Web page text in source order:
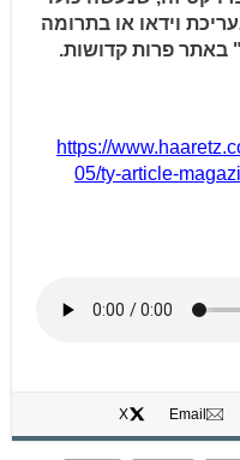
וידאו או בתרומה
באתר פרות קדושות.
https://
05/ty-article-
Email
X